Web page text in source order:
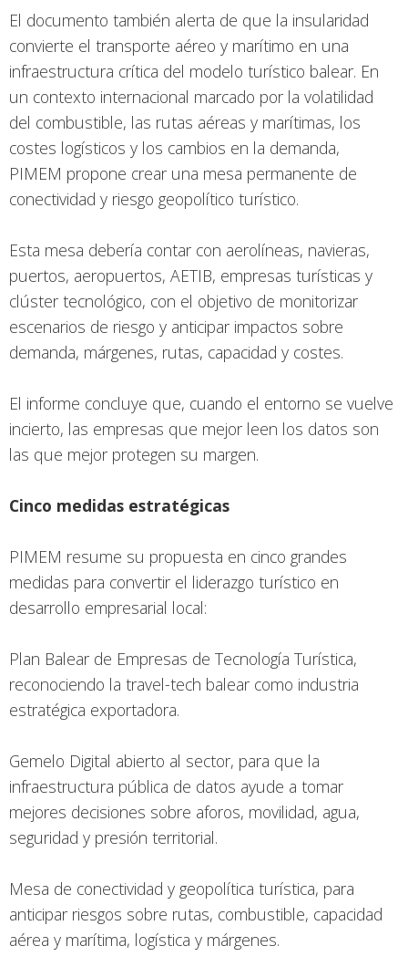
El documento también alerta de que la insularidad
convierte el transporte aéreo y marítimo en una
infraestructura crítica del modelo turístico balear. En
un contexto internacional marcado por la volatilidad
del combustible, las rutas aéreas y marítimas, los
costes logísticos y los cambios en la demanda,
PIMEM propone crear una mesa permanente de
conectividad y riesgo geopolítico turístico.
Esta mesa debería contar con aerolíneas, navieras,
puertos, aeropuertos, AETIB, empresas turísticas y
clúster tecnológico, con el objetivo de monitorizar
escenarios de riesgo y anticipar impactos sobre
demanda, márgenes, rutas, capacidad y costes.
El informe concluye que, cuando el entorno se vuelve
incierto, las empresas que mejor leen los datos son
las que mejor protegen su margen.
Cinco medidas estratégicas
PIMEM resume su propuesta en cinco grandes
medidas para convertir el liderazgo turístico en
desarrollo empresarial local:
Plan Balear de Empresas de Tecnología Turística,
reconociendo la travel-tech balear como industria
estratégica exportadora.
Gemelo Digital abierto al sector, para que la
infraestructura pública de datos ayude a tomar
mejores decisiones sobre aforos, movilidad, agua,
seguridad y presión territorial.
Mesa de conectividad y geopolítica turística, para
anticipar riesgos sobre rutas, combustible, capacidad
aérea y marítima, logística y márgenes.